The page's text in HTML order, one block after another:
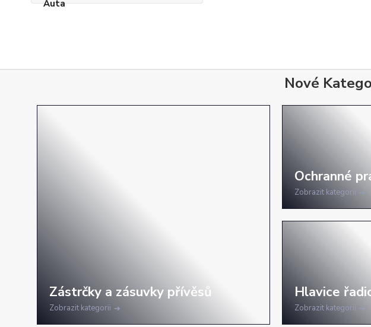
Nové
Zobrazit kategorii
Zobrazit kategorii
Zobrazit kategorii